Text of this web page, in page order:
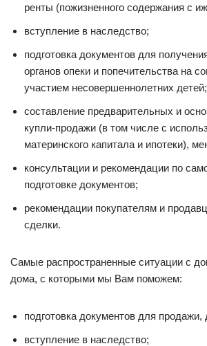
ренты (пожизненного содержания с
вступление в наследство;
подготовка документов для
органов опеки и попечительства на
участием несовершеннолетних детей;
составление предварительных и
купли-продажи (в том числе с
материнского капитала и ипотеки),
консультации и рекомендации по
подготовке документов;
рекомендации покупателям и
сделки.
Самые распространенные ситуации с
дома, с которыми мы Вам поможем:
подготовка документов для продажи,
вступление в наследство;